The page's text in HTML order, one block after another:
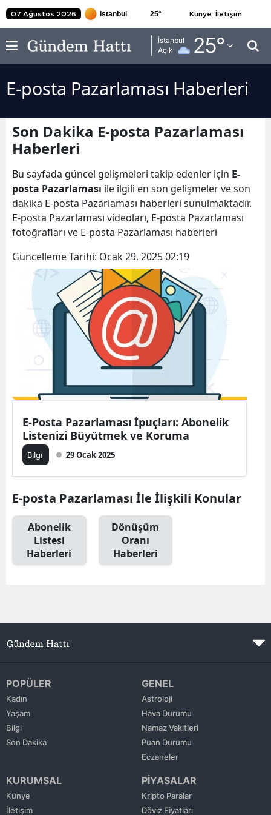
07 Ağustos 2026 25° Künye İletişim
İstanbul
Açık
25°
Adana
Adıyaman
Afyonkarahisar
Amasya
Antalya
Artvin
Aydın
Balıkesir
Bilecik
Bingöl
Bitlis
Burdur
Çanakkale
Denizli
Gaziantep
Gümüşhane
Hakkari
Hatay
Isparta
E-posta Pazarlaması Haberleri
Son Dakika E-posta Pazarlaması
Haberleri
Bu sayfada güncel gelişmeleri takip edenler için E-
posta Pazarlaması ile ilgili en son gelişmeler ve son
dakika E-posta Pazarlaması haberleri sunulmaktadır.
E-posta Pazarlaması videoları, E-posta Pazarlaması
fotoğrafları ve E-posta Pazarlaması haberleri
Güncelleme Tarihi: Ocak 29, 2025 02:19
E-Posta Pazarlaması İpuçları: Abonelik
Listenizi Büyütmek ve Koruma
Bilgi 29 Ocak 2025
E-posta Pazarlaması İle İlişkili Konular
Abonelik
Listesi
Haberleri
Dönüşüm
Oranı
Haberleri
POPÜLER
Kadın
Yaşam
Bilgi
Son Dakika
GENEL
Astroloji
Hava Durumu
Namaz Vakitleri
Puan Durumu
Eczaneler
KURUMSAL
Künye
İletişim
PİYASALAR
Kripto Paralar
Döviz Fiyatları